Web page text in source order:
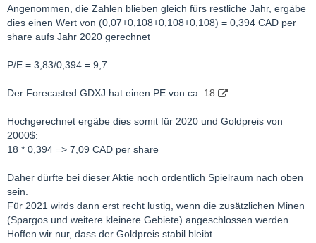
Angenommen, die Zahlen blieben gleich fürs restliche Jahr, ergäbe
dies einen Wert von (0,07+0,108+0,108+0,108) = 0,394 CAD per
share aufs Jahr 2020 gerechnet
P/E = 3,83/0,394 = 9,7
Der Forecasted GDXJ hat einen PE von ca. 18
Hochgerechnet ergäbe dies somit für 2020 und Goldpreis von
2000$:
18 * 0,394 => 7,09 CAD per share
Daher dürfte bei dieser Aktie noch ordentlich Spielraum nach oben
sein.
Für 2021 wirds dann erst recht lustig, wenn die zusätzlichen Minen
(Spargos und weitere kleinere Gebiete) angeschlossen werden.
Hoffen wir nur, dass der Goldpreis stabil bleibt.